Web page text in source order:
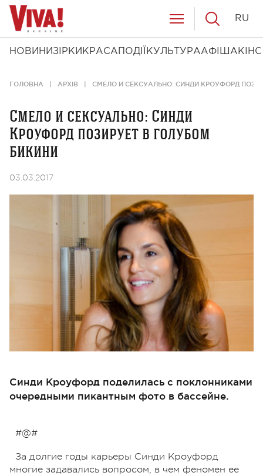
НОВИНИ ЗІРКИ КРАСА ПОДІЇ КУЛЬТУРААФІША КІНО
RU
ГОЛОВНА АРХІВ СМЕЛО И СЕКСУАЛЬНО: СИНДИ КРОУФОРД
Смело и сексуально: Синди
Кроуфорд позирует в голубом
бикини
03.03.2017
Синди Кроуфорд поделилась с поклонниками
очередными пикантным фото в бассейне.
#@#
За долгие годы карьеры Синди Кроуфорд
многие задавались вопросом, в чем феномен ее